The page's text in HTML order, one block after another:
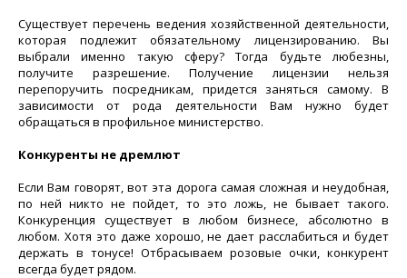
Существует перечень ведения хозяйственной деятельности,
которая подлежит обязательному лицензированию. Вы
выбрали именно такую сферу? Тогда будьте любезны,
получите разрешение. Получение лицензии нельзя
перепоручить посредникам, придется заняться самому. В
зависимости от рода деятельности Вам нужно будет
обращаться в профильное министерство.
Конкуренты не дремлют
Если Вам говорят, вот эта дорога самая сложная и неудобная,
по ней никто не пойдет, то это ложь, не бывает такого.
Конкуренция существует в любом бизнесе, абсолютно в
любом. Хотя это даже хорошо, не дает расслабиться и будет
держать в тонусе! Отбрасываем розовые очки, конкурент
всегда будет рядом.